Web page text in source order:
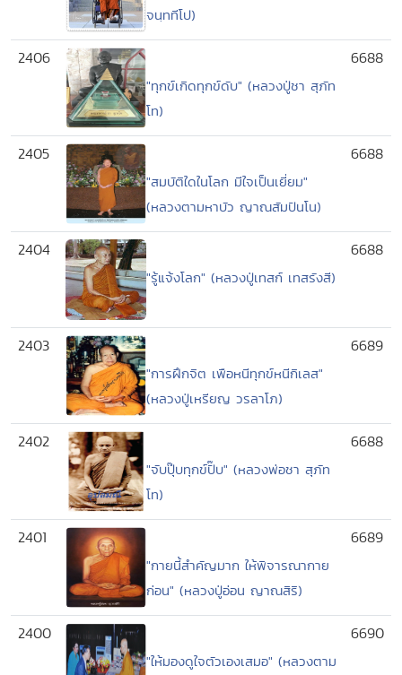
จนฺททีโป)
2406
"ทุกข์เกิดทุกข์ดับ" (หลวงปู่ชา สุภัท
โท)
6688
2405
"สมบัติใดในโลก มีใจเป็นเยี่ยม"
(หลวงตามหาบัว ญาณสัมปันโน)
6688
2404
"รู้แจ้งโลก" (หลวงปู่เทสก์ เทสรังสี)
6688
2403
"การฝึกจิต เพือหนีทุกข์หนีกิเลส"
(หลวงปู่เหรียญ วรลาโภ)
6689
2402
"จับปุ๊บทุกข์ปั๊บ" (หลวงพ่อชา สุภัท
โท)
6688
2401
"กายนี้สำคัญมาก ให้พิจารณากาย
ก่อน" (หลวงปู่อ่อน ญาณสิริ)
6689
2400
"ให้มองดูใจตัวเองเสมอ" (หลวงตาม
6690